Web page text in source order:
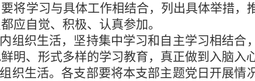
将学习与具体工作相结合，列出具体举措，
应自觉、积极、认真参加。
组织生活，坚持集中学习和自主学习相结合
明、形式多样的学习教育，真正做到入脑入心
织生活。各支部要将本支部主题党日开展情